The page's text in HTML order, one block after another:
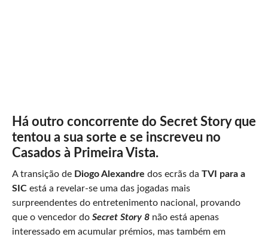
Há outro concorrente do Secret Story que
tentou a sua sorte e se inscreveu no
Casados à Primeira Vista.
A transição de Diogo Alexandre dos ecrãs da TVI para a
SICestá a revelar-se uma das jogadas mais
surpreendentes do entretenimento nacional, provando
que o vencedor do Secret Story 8 não está apenas
interessado em acumular prémios, mas também em